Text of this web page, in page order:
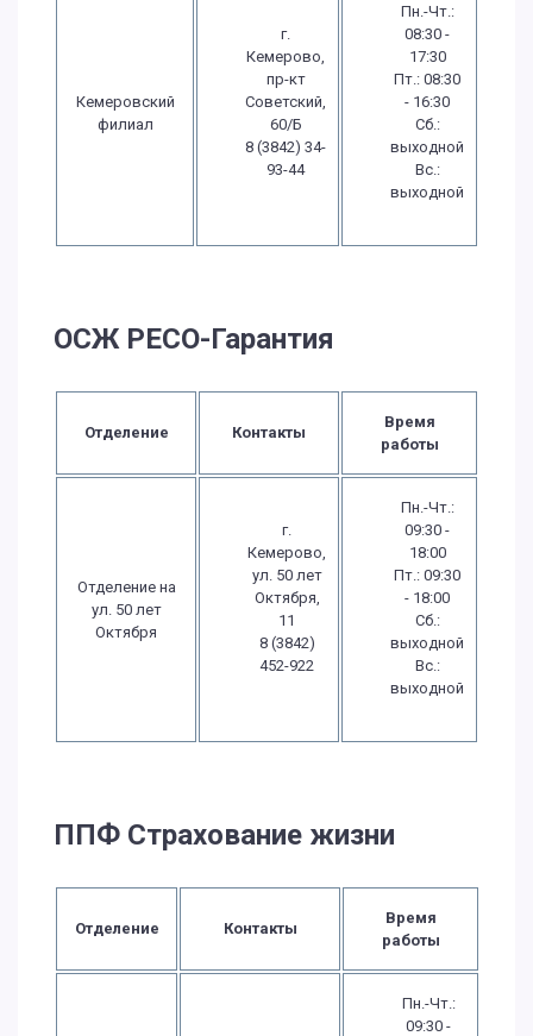
Кемеровский
филиал
г.
Кемерово,
пр-кт
Советский,
60/Б
8 (3842) 34-
93-44
Пн.-Чт.:
08:30 -
17:30
Пт.: 08:30
- 16:30
Сб.:
выходной
Вс.:
выходной
ОСЖ РЕСО-Гарантия
Отделение Контакты
Время
работы
Отделение на
ул. 50 лет
Октября
г.
Кемерово,
ул. 50 лет
Октября,
11
8 (3842)
452-922
Пн.-Чт.:
09:30 -
18:00
Пт.: 09:30
- 18:00
Сб.:
выходной
Вс.:
выходной
ППФ Страхование жизни
Отделение Контакты
Время
работы
Пн.-Чт.:
09:30 -